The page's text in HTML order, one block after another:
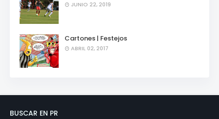
JUNIO 22, 2019
Cartones | Festejos
ABRIL 02, 2017
BUSCAR EN PR